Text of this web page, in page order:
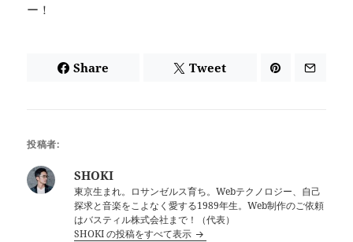
ー！
Share Tweet
投稿者:
SHOKI
東京生まれ。ロサンゼルス育ち。Webテクノロジー、自己
探求と音楽をこよなく愛する1989年生。Web制作のご依頼
はバスティル株式会社まで！（代表）
SHOKI の投稿をすべて表示